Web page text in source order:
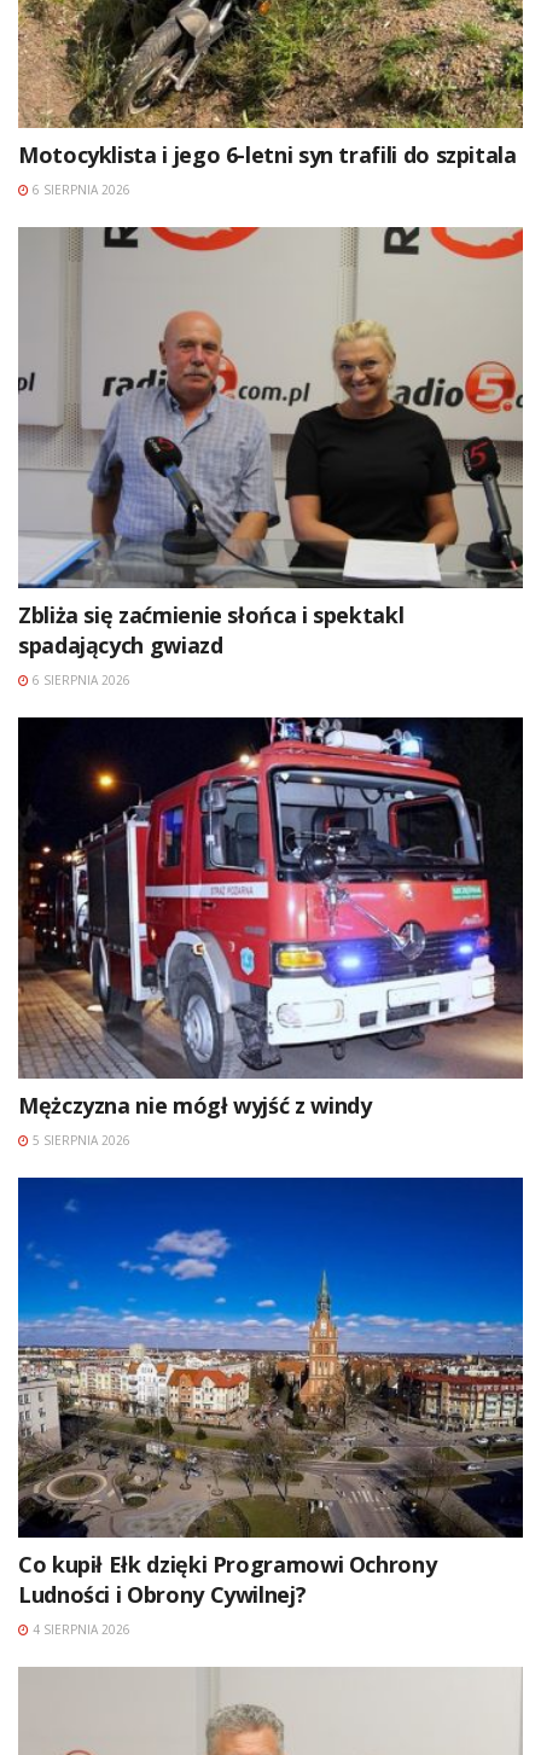
Motocyklista i jego 6-letni syn trafili do szpitala
6 SIERPNIA 2026
Zbliża się zaćmienie słońca i spektakl
spadających gwiazd
6 SIERPNIA 2026
Mężczyzna nie mógł wyjść z windy
5 SIERPNIA 2026
Co kupił Ełk dzięki Programowi Ochrony
Ludności i Obrony Cywilnej?
4 SIERPNIA 2026